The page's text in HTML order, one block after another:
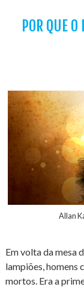
POR QUE
Allan
Em volta da mesa
lampiões, homens
mortos. Era a